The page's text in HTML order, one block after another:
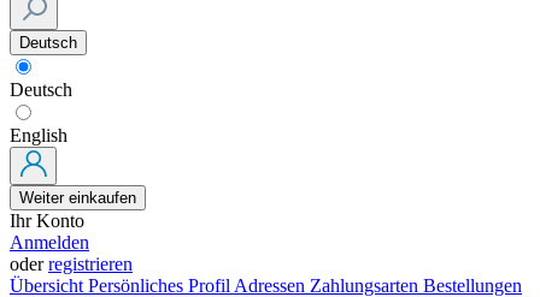
Deutsch
Deutsch
English
Weiter einkaufen
Ihr Konto
Anmelden
oderregistrieren
Übersicht Persönliches Profil Adressen Zahlungsarten Bestellungen